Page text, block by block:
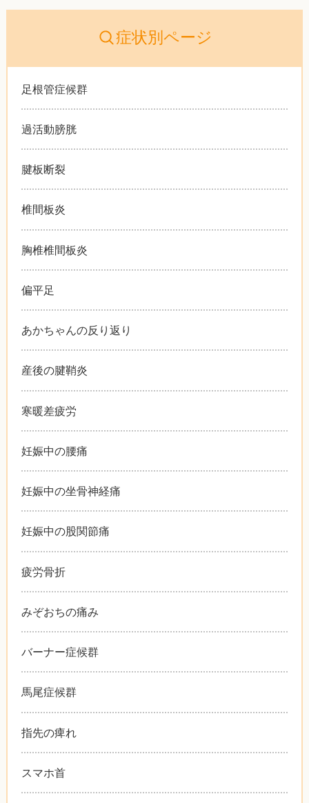
症状別ページ
足根管症候群
過活動膀胱
腱板断裂
椎間板炎
胸椎椎間板炎
偏平足
あかちゃんの反り返り
産後の腱鞘炎
寒暖差疲労
妊娠中の腰痛
妊娠中の坐骨神経痛
妊娠中の股関節痛
疲労骨折
みぞおちの痛み
バーナー症候群
馬尾症候群
指先の痺れ
スマホ首